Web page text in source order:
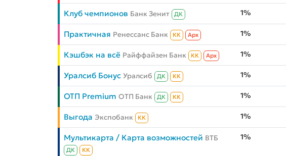
Клуб чемпионов Банк Зенит ДК 1%
Практичная Ренессанс Банк КК Aрх 1%
Кэшбэк на всё Райффайзен Банк КК Aрх 1%
Уралсиб Бонус Уралсиб ДК КК 1%
ОТП Premium ОТП Банк ДК КК 1%
Выгода Экспобанк КК 1%
Мультикарта / Карта возможностей ВТБ
ДК КК
1%